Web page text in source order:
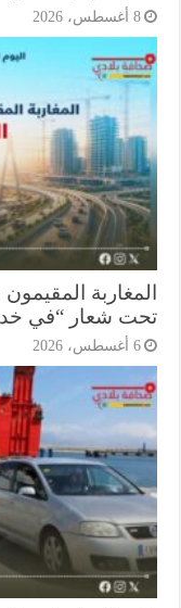
المقيمون
شعار “في خدمة